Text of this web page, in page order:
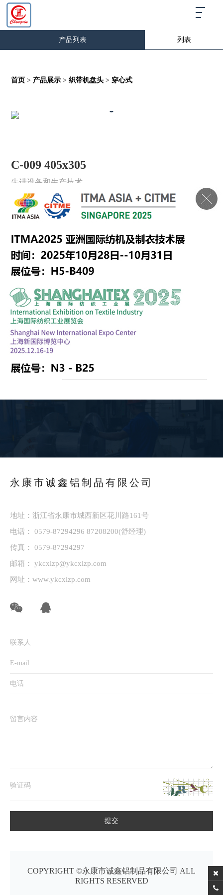
产品列表 列表
首页 > 产品展示 >织带机盘头 >穿心式
C-009 405x305
先进设备和生产技术
产品编号
C-009 405x350 φ114 22 / φ28铜套
永康市诚鑫铝制品有限公司
地址：浙江省永康市城西新区花川路161号
电话： 0579-87294296 87208200(舒经理)
传真： 0579-87294297
邮箱：
ykcxlzp@ykcxlzp.com
网址： www.ykcxlzp.com
提交
COPYRIGHT ©永康市诚鑫铝制品有限公司 ALL
RIGHTS RESERVED